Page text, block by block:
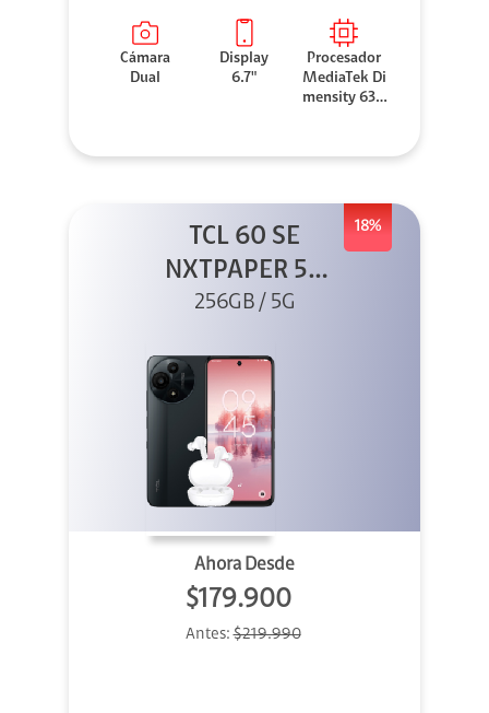
Cámara
Dual
Display
6.7"
Procesador
MediaTek Di
mensity 630
18%
TCL 60 SE
NXTPAPER 5G
256GB Gris +
256GB / 5G
Ahora Desde
$179.900
Antes:$219.990